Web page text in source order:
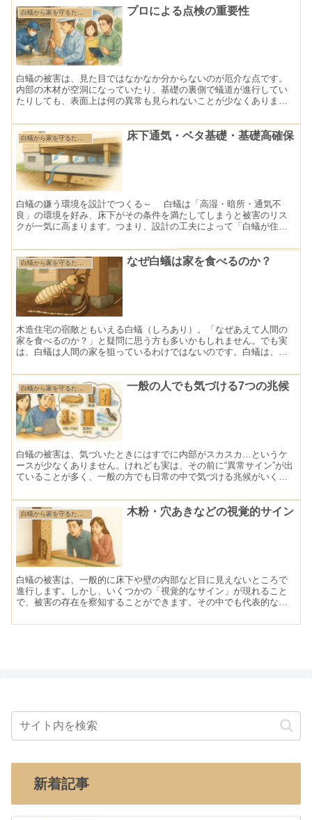
白蟻から家を守るために知っておきたい基礎知識 プロによる点検の重要性
白蟻の被害は、見た目ではなかなか分からないのが厄介な点です。
内部の木材が空洞になっていたり、基礎の裏側で蟻道が進行してい
たりしても、表面上は何の異常も見られないことが少なくありませ
で...
床下通気・ベタ基礎・基礎高確保
白蟻の嫌う環境を設計でつくる～ 白蟻は「高湿・暗所・通気不
良」の環境を好み、床下がその条件を満たしてしまうと被害のリス
クが一気に高まります。つまり、設計の工夫によって「白蟻が住み
す。...
白蟻から家を守るために知っておきたい基礎知識 なぜ白蟻は家を食べるのか？
木造住宅の宿敵ともいえる白蟻（しろあり）。「なぜあえて人間の
家を食べるのか？」と疑問に思う方も多いかもしれません。でも実
は、白蟻は人間の家を狙っているわけではないのです。白蟻は、た
す...
白蟻から家を守るために知っておきたい基礎知識 一般の人でも気づける7つの兆候
白蟻の被害は、気づいたときにはすでに内部がスカスカ…というケ
ースが少なくありません。けれども実は、その前に“異常サイン”が出
ていることが多く、一般の方でも日常の中で気づける兆候がいくつ
木粉・穴あきなどの視覚的サイン
白蟻の被害は、一般的に床下や壁の内部など目に見えないところで
進行します。しかし、いくつかの「視覚的なサイン」が現れること
で、被害の存在を察知することができます。その中でも代表的なの
な...
新着記事